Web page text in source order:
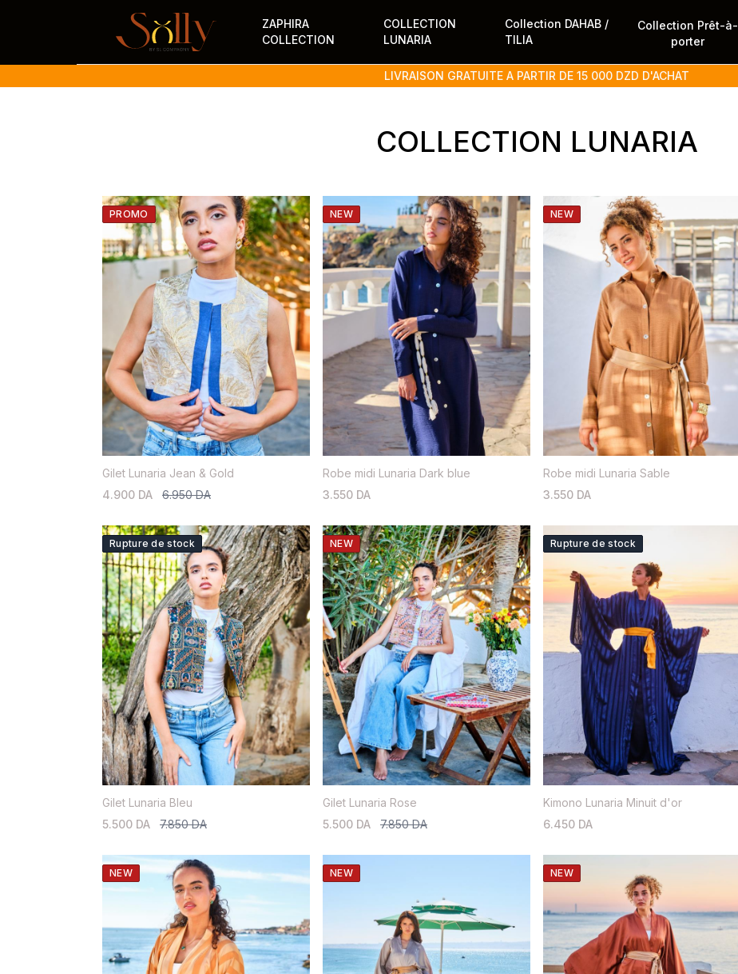
ZAPHIRA
COLLECTION
COLLECTION
LUNARIA
Collection DAHAB /
TILIA
Collection Prêt-à-
porter
LIVRAISON GRATUITE A PARTIR DE 15 000 DZD D'ACHAT
COLLECTION LUNARIA
PROMO
Gilet Lunaria Jean & Gold
4.900 DA
6.950 DA
NEW
Robe midi Lunaria Dark blue
3.550 DA
NEW
Robe midi Lunaria Sable
3.550 DA
Rupture de stock
Gilet Lunaria Bleu
5.500 DA
7.850 DA
NEW
Gilet Lunaria Rose
5.500 DA
7.850 DA
Rupture de stock
Kimono Lunaria Minuit d'or
6.450 DA
NEW NEW NEW